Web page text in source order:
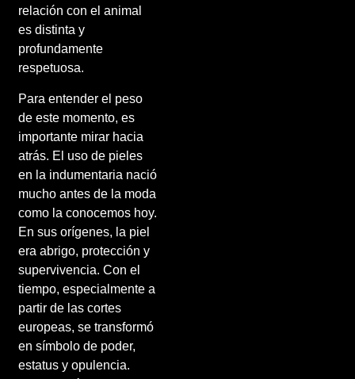
relación con el animal
es distinta y
profundamente
respetuosa.
Para entender el peso
de este momento, es
importante mirar hacia
atrás. El uso de pieles
en la indumentaria nació
mucho antes de la moda
como la conocemos hoy.
En sus orígenes, la piel
era abrigo, protección y
supervivencia. Con el
tiempo, especialmente a
partir de las cortes
europeas, se transformó
en símbolo de poder,
estatus y opulencia.